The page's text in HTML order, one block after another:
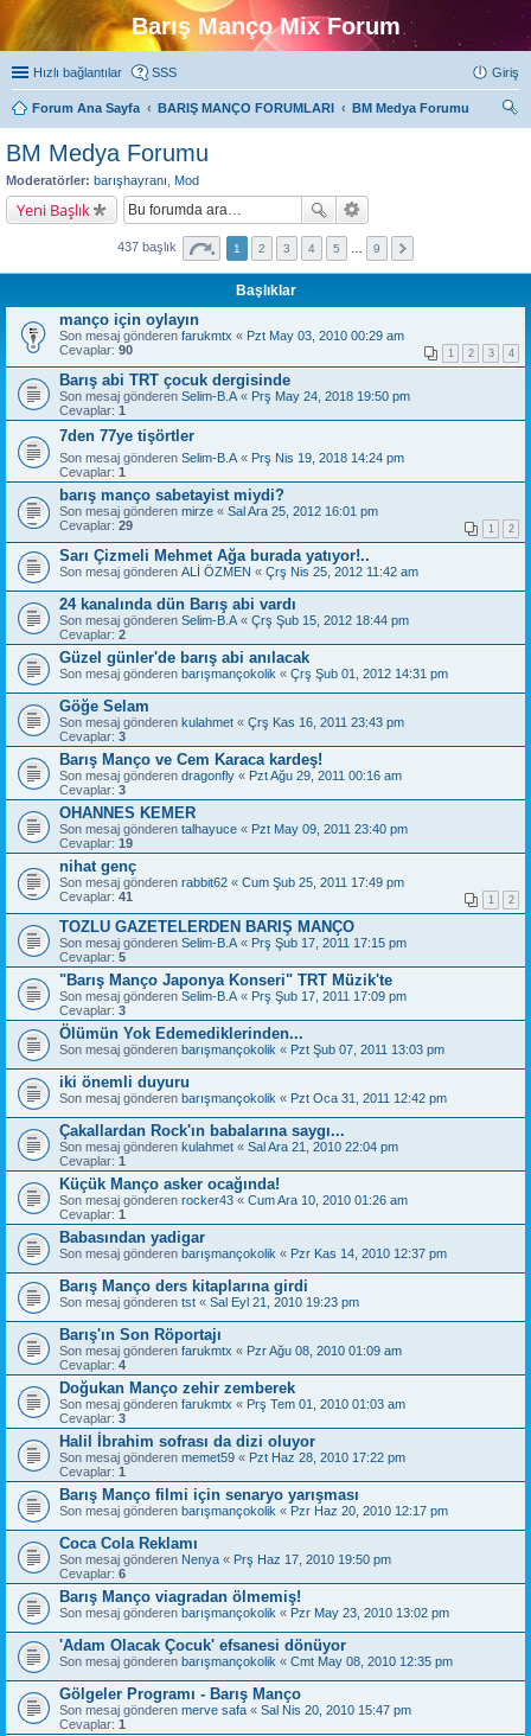
Barış Manço Mix Forum
Hızlı bağlantılar SSS Giriş
Forum Ana Sayfa BARIŞ MANÇO FORUMLARI
BM Medya Forumu
BM Medya Forumu
Moderatörler: barışhayranı Mod
Yeni Başlık
437 başlık 1 2 3 4 5 9
Başlıklar
manço için oylayın
Son mesaj gönderen farukmtx « Pzt May 03, 2010 00:29 am
Cevaplar: 90 1 2 3 4
Barış abi TRT çocuk dergisinde
Son mesaj gönderen Selim-B.A « Prş May 24, 2018 19:50 pm
Cevaplar: 1
7den 77ye tişörtler
Son mesaj gönderen Selim-B.A « Prş Nis 19, 2018 14:24 pm
Cevaplar: 1
barış manço sabetayist miydi?
Son mesaj gönderen mirze « Sal Ara 25, 2012 16:01 pm
Cevaplar: 29 1 2
Sarı Çizmeli Mehmet Ağa burada yatıyor!..
Son mesaj gönderen ALİ ÖZMEN « Çrş Nis 25, 2012 11:42 am
24 kanalında dün Barış abi vardı
Son mesaj gönderen Selim-B.A « Çrş Şub 15, 2012 18:44 pm
Cevaplar: 2
Güzel günler'de barış abi anılacak
Son mesaj gönderen barışmançokolik « Çrş Şub 01, 2012 14:31 pm
Göğe Selam
Son mesaj gönderen kulahmet « Çrş Kas 16, 2011 23:43 pm
Cevaplar: 3
Barış Manço ve Cem Karaca kardeş!
Son mesaj gönderen dragonfly « Pzt Ağu 29, 2011 00:16 am
Cevaplar: 3
OHANNES KEMER
Son mesaj gönderen talhayuce « Pzt May 09, 2011 23:40 pm
Cevaplar: 19
nihat genç
Son mesaj gönderen rabbit62 « Cum Şub 25, 2011 17:49 pm
Cevaplar: 41 1 2
TOZLU GAZETELERDEN BARIŞ MANÇO
Son mesaj gönderen Selim-B.A « Prş Şub 17, 2011 17:15 pm
Cevaplar: 5
"Barış Manço Japonya Konseri" TRT Müzik'te
Son mesaj gönderen Selim-B.A « Prş Şub 17, 2011 17:09 pm
Cevaplar: 3
Ölümün Yok Edemediklerinden...
Son mesaj gönderen barışmançokolik « Pzt Şub 07, 2011 13:03 pm
iki önemli duyuru
Son mesaj gönderen barışmançokolik « Pzt Oca 31, 2011 12:42 pm
Çakallardan Rock'ın babalarına saygı...
Son mesaj gönderen kulahmet « Sal Ara 21, 2010 22:04 pm
Cevaplar: 1
Küçük Manço asker ocağında!
Son mesaj gönderen rocker43 « Cum Ara 10, 2010 01:26 am
Cevaplar: 1
Babasından yadigar
Son mesaj gönderen barışmançokolik « Pzr Kas 14, 2010 12:37 pm
Barış Manço ders kitaplarına girdi
Son mesaj gönderen tst « Sal Eyl 21, 2010 19:23 pm
Barış'ın Son Röportajı
Son mesaj gönderen farukmtx « Pzr Ağu 08, 2010 01:09 am
Cevaplar: 4
Doğukan Manço zehir zemberek
Son mesaj gönderen farukmtx « Prş Tem 01, 2010 01:03 am
Cevaplar: 3
Halil İbrahim sofrası da dizi oluyor
Son mesaj gönderen memet59 « Pzt Haz 28, 2010 17:22 pm
Cevaplar: 1
Barış Manço filmi için senaryo yarışması
Son mesaj gönderen barışmançokolik « Pzr Haz 20, 2010 12:17 pm
Coca Cola Reklamı
Son mesaj gönderen Nenya « Prş Haz 17, 2010 19:50 pm
Cevaplar: 6
Barış Manço viagradan ölmemiş!
Son mesaj gönderen barışmançokolik « Pzr May 23, 2010 13:02 pm
'Adam Olacak Çocuk' efsanesi dönüyor
Son mesaj gönderen barışmançokolik « Cmt May 08, 2010 12:35 pm
Gölgeler Programı - Barış Manço
Son mesaj gönderen merve safa « Sal Nis 20, 2010 15:47 pm
Cevaplar: 1